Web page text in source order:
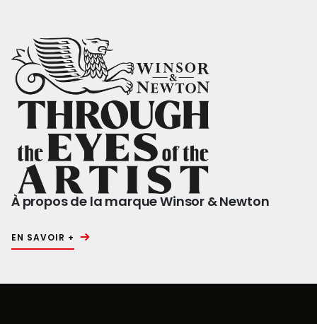
À propos de la marque Winsor & Newton
EN SAVOIR +